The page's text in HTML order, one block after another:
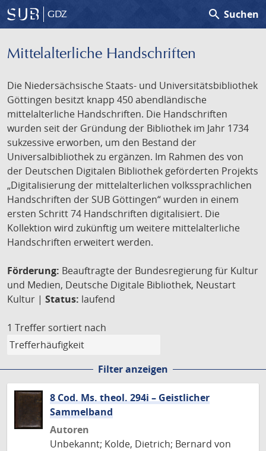
GDZ search Suchen
Mittelalterliche Handschriften
Die Niedersächsische Staats- und Universitätsbibliothek
Göttingen besitzt knapp 450 abendländische
mittelalterliche Handschriften. Die Handschriften
wurden seit der Gründung der Bibliothek im Jahr 1734
sukzessive erworben, um den Bestand der
Universalbibliothek zu ergänzen. Im Rahmen des von
der Deutschen Digitalen Bibliothek geförderten Projekts
„Digitalisierung der mittelalterlichen volkssprachlichen
Handschriften der SUB Göttingen“ wurden in einem
ersten Schritt 74 Handschriften digitalisiert. Die
Kollektion wird zukünftig um weitere mittelalterliche
Handschriften erweitert werden.
Förderung: Beauftragte der Bundesregierung für Kultur
und Medien, Deutsche Digitale Bibliothek, Neustart
Kultur | Status: laufend
1 Treffer sortiert nach
Filter anzeigen
8 Cod. Ms. theol. 294i – Geistlicher
Sammelband
Autoren
Unbekannt; Kolde, Dietrich; Bernard von